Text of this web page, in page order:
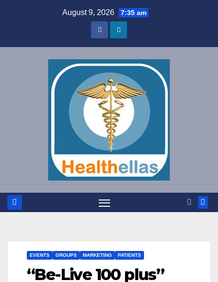
August 9, 2026 7:35 am
EVENTS GROUPS MARKETING PATIENTS
“Be-Live 100 plus”